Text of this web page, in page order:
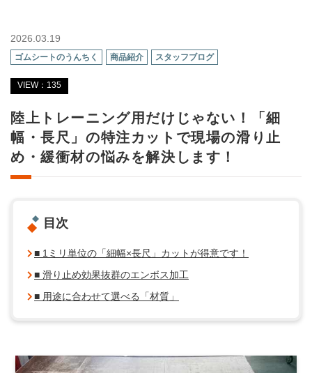
2026.03.19
ゴムシートのうんちく 商品紹介 スタッフブログ
VIEW：135
陸上トレーニング用だけじゃない！「細
幅・長尺」の特注カットで現場の滑り止
め・緩衝材の悩みを解決します！
目次
■ 1ミリ単位の「細幅×長尺」カットが得意です！
■ 滑り止め効果抜群のエンボス加工
■ 用途に合わせて選べる「材質」